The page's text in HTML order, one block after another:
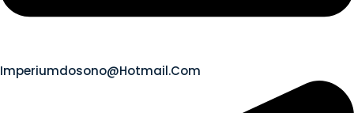
Imperiumdosono@hotmail.com